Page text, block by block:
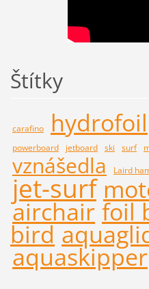
Štítky
carafino hydrofoil
powerboard
jetboard ski surf
vznášedla Laird
jet-surf
airchair foil
bird
aquaskipper